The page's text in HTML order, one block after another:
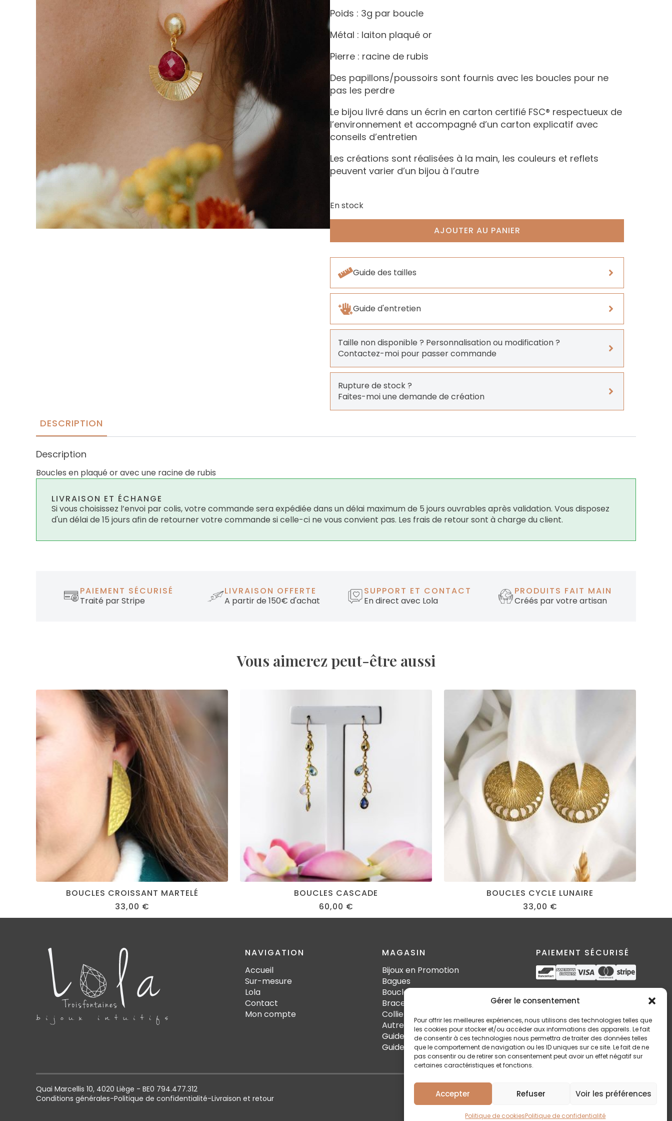
Gérer le consentement
Pour offrir les meilleures expériences, nous utilisons des technologies telles que
les cookies pour stocker et/ou accéder aux informations des appareils. Le fait
de consentir à ces technologies nous permettra de traiter des données telles
que le comportement de navigation ou les ID uniques sur ce site. Le fait de ne
pas consentir ou de retirer son consentement peut avoir un effet négatif sur
certaines caractéristiques et fonctions.
Accepter Refuser Voir les préférences
Politique de cookiesPolitique de confidentialité
Poids : 3g par boucle
Métal : laiton plaqué or
Pierre : racine de rubis
Des papillons/poussoirs sont fournis avec les boucles pour ne
pas les perdre
Le bijou livré dans un écrin en carton certifié FSC® respectueux de
l’environnement et accompagné d’un carton explicatif avec
conseils d’entretien
Les créations sont réalisées à la main, les couleurs et reflets
peuvent varier d’un bijou à l’autre
En stock
AJOUTER AU PANIER
Guide des tailles
Guide d'entretien
Taille non disponible ? Personnalisation ou modification ?
Contactez-moi pour passer commande
Rupture de stock ?
Faites-moi une demande de création
DESCRIPTION
Description
Boucles en plaqué or avec une racine de rubis
LIVRAISON ET ÉCHANGE
Si vous choisissez l’envoi par colis, votre commande sera expédiée dans un délai maximum de 5 jours ouvrables après validation. Vous disposez
d'un délai de 15 jours afin de retourner votre commande si celle-ci ne vous convient pas. Les frais de retour sont à charge du client.
PAIEMENT SÉCURISÉ
Traité par Stripe
LIVRAISON OFFERTE
A partir de 150€ d'achat
SUPPORT ET CONTACT
En direct avec Lola
PRODUITS FAIT MAIN
Créés par votre artisan
Vous aimerez peut-être aussi
BOUCLES CROISSANT MARTELÉ
33,00 €
BOUCLES CASCADE
60,00 €
BOUCLES CYCLE LUNAIRE
33,00 €
NAVIGATION
Accueil
Sur-mesure
Lola
Contact
Mon compte
MAGASIN
Bijoux en Promotion
Bagues
Boucles d'oreilles
Bracelets
Colliers
Autres
Guide des tailles
Guide d'Entretien
PAIEMENT SÉCURISÉ
SUIVEZ-MOI
Quai Marcellis 10, 4020 Liège - BE0 794.477.312
Conditions générales-Politique de confidentialité-Livraison et retour